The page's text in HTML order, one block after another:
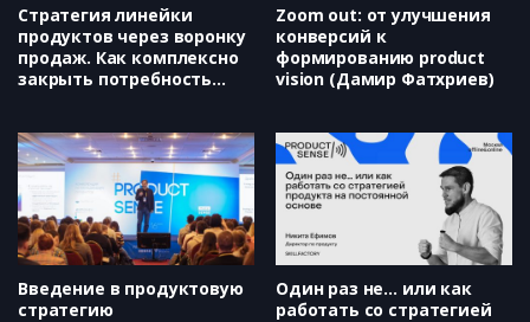
Стратегия линейки
продуктов через воронку
продаж. Как комплексно
закрыть потребность
прибыль (Алёна
Терехова)
Zoom out: от улучшения
конверсий к
формированию product
vision (Дамир Фатхриев)
Введение в продуктовую
стратегию
Один раз не… или как
работать со стратегией